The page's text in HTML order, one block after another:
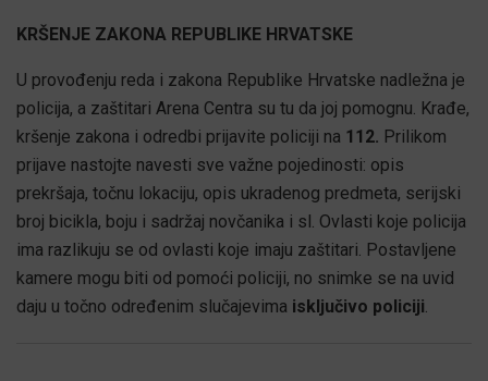
KRŠENJE ZAKONA REPUBLIKE HRVATSKE
U provođenju reda i zakona Republike Hrvatske nadležna je
policija, a zaštitari Arena Centra su tu da joj pomognu. Krađe,
kršenje zakona i odredbi prijavite policiji na 112. Prilikom
prijave nastojte navesti sve važne pojedinosti: opis
prekršaja, točnu lokaciju, opis ukradenog predmeta, serijski
broj bicikla, boju i sadržaj novčanika i sl. Ovlasti koje policija
ima razlikuju se od ovlasti koje imaju zaštitari. Postavljene
kamere mogu biti od pomoći policiji, no snimke se na uvid
daju u točno određenim slučajevima isključivo policiji.